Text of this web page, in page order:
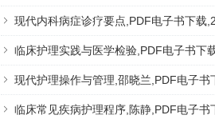
现代内科病症诊疗要点,PDF电子书下载,223MB,网盘
临床护理实践与医学检验,PDF电子书下载,193MB,网盘资
现代护理操作与管理,邵晓兰,PDF电子书下载,242MB,网盘
临床常见疾病护理程序,陈静,PDF电子书下载,185MB,网盘